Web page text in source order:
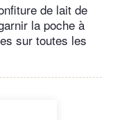
de lait de
la poche à
sur toutes les